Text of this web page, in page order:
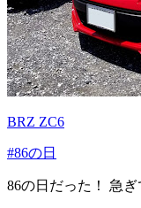
BRZ ZC6
#86の日
86の日だった！ 急